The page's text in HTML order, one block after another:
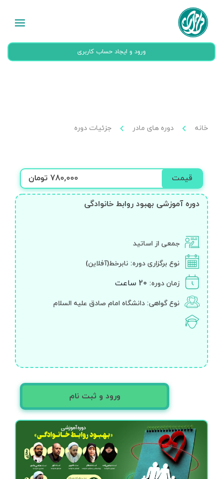
ورود و ایجاد حساب کاربری
خانه دوره های مادر جزئیات دوره
قیمت 780,000 تومان
دوره آموزشی بهبود روابط خانوادگی
جمعی از اساتید
نوع برگزاری دوره: نابرخط(آفلاین)
زمان دوره: 20 ساعت
نوع گواهی: دانشگاه امام صادق علیه السلام
ورود و ثبت نام